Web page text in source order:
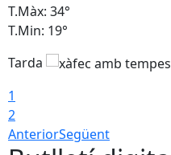
T.Màx: 34°
T.Min: 19°
Tarda
1
2
AnteriorSegüent